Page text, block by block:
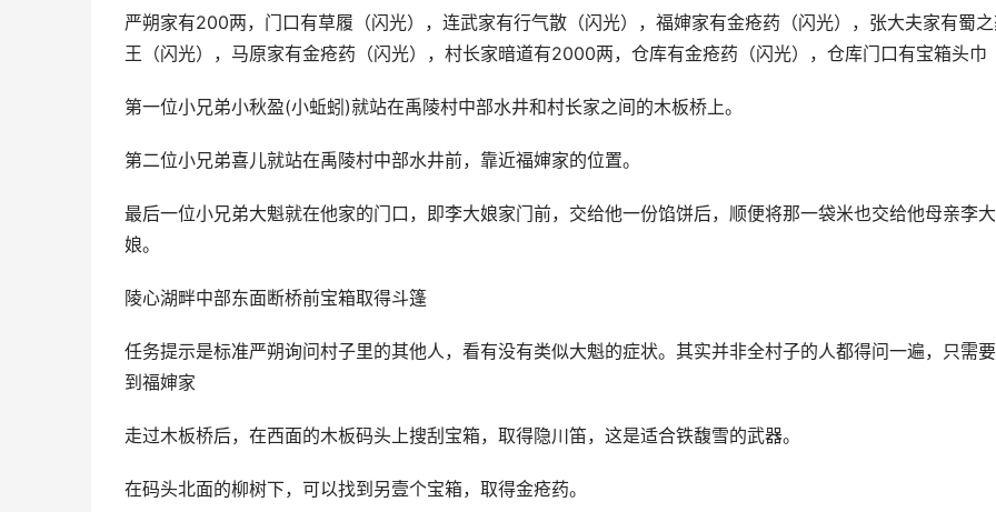
严朔家有200两，门口有草履（闪光），连武家有行气散（闪光），福婶家有金疮药（闪光），张大夫家有蜀
王（闪光），马原家有金疮药（闪光），村长家暗道有2000两，仓库有金疮药（闪光），仓库门口有宝箱头巾
第一位小兄弟小秋盈(小蚯蚓)就站在禹陵村中部水井和村长家之间的木板桥上。
第二位小兄弟喜儿就站在禹陵村中部水井前，靠近福婶家的位置。
最后一位小兄弟大魁就在他家的门口，即李大娘家门前，交给他一份馅饼后，顺便将那一袋米也交给他母亲李大
娘。
陵心湖畔中部东面断桥前宝箱取得斗篷
任务提示是标准严朔询问村子里的其他人，看有没有类似大魁的症状。其实并非全村子的人都得问一遍，只需
到福婶家
走过木板桥后，在西面的木板码头上搜刮宝箱，取得隐川笛，这是适合铁馥雪的武器。
在码头北面的柳树下，可以找到另壹个宝箱，取得金疮药。